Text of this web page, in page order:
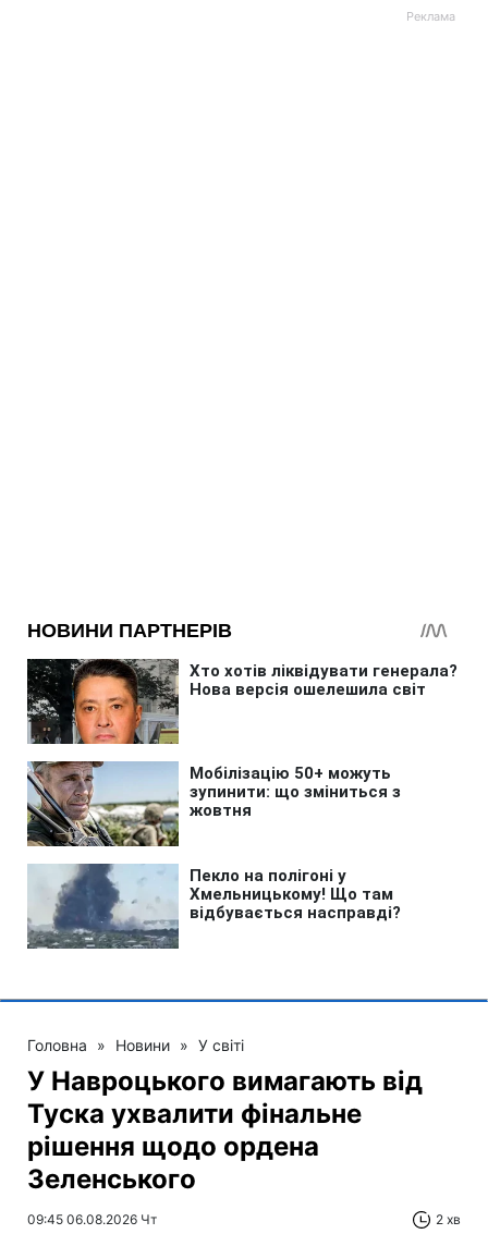
Головна » Новини » У світі
У Навроцького вимагають від
Туска ухвалити фінальне
рішення щодо ордена
Зеленського
09:45 06.08.2026 Чт 2 хв